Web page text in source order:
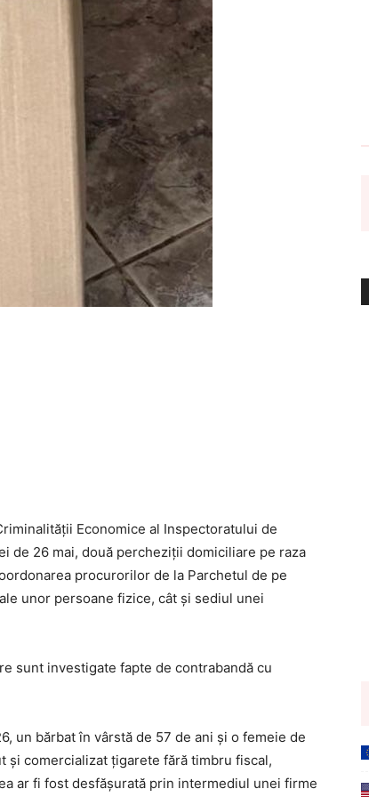
Economice al Inspectoratului de
de 26 mai, două percheziții domiciliare pe raza
procurorilor de la Parchetul de pe
unor persoane fizice, cât și sediul unei
sunt investigate fapte de contrabandă cu
un bărbat în vârstă de 57 de ani și o femeie de
și comercializat țigarete fără timbru fiscal,
ar fi fost desfășurată prin intermediul unei firme